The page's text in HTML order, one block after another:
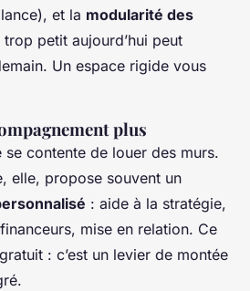
et la modularité des
petit aujourd’hui peut
Un espace rigide vous
plus
se contente de louer des murs.
elle, propose souvent un
: aide à la stratégie,
mise en relation. Ce
: c’est un levier de montée